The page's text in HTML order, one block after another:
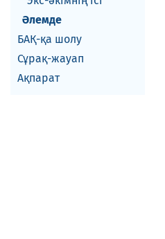
Әлемде
БАҚ-қа шолу
Сұрақ-жауап
Ақпарат